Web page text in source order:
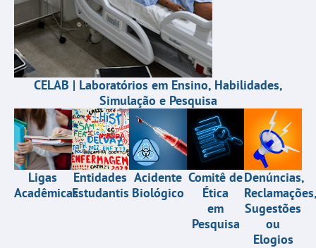
CELAB | Laboratórios em Ensino, Habilidades,
Simulação e Pesquisa
Ligas
Acadêmicas
Entidades
Estudantis
Acidente
Biológico
Comitê de
Ética
em
Pesquisa
Denúncias,
Sugestões
ou
Elogios